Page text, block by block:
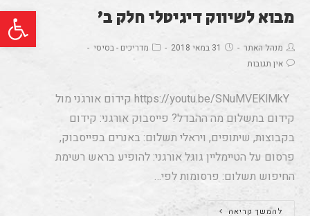
פתח סרגל נגישות מבוא לשיווק דיגיטלי חלק ב’
מנהל האתר 31 במאי 2018
מדריכים - בסיסי
אין תגובות
https://youtu.be/SNuMVEKlMkY קידום אורגני מול
קידום בתשלום מה ההבדל? פייסבוק אורגני: קידום
בקבוצות, שיתופים, ויראלי תשלום: באנרים בפייסבוק,
פרסום על הטיימליין גוגל אורגני: להופיע בראש רשימת
החיפוש תשלום: פרסומות לפי…
להמשך קריאה